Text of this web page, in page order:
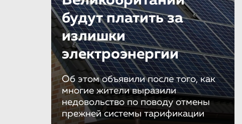
будут платить за
излишки
электроэнергии
Об этом объявили после того, как
многие жители выразили
недовольство по поводу отмены
прежней системы тарификации